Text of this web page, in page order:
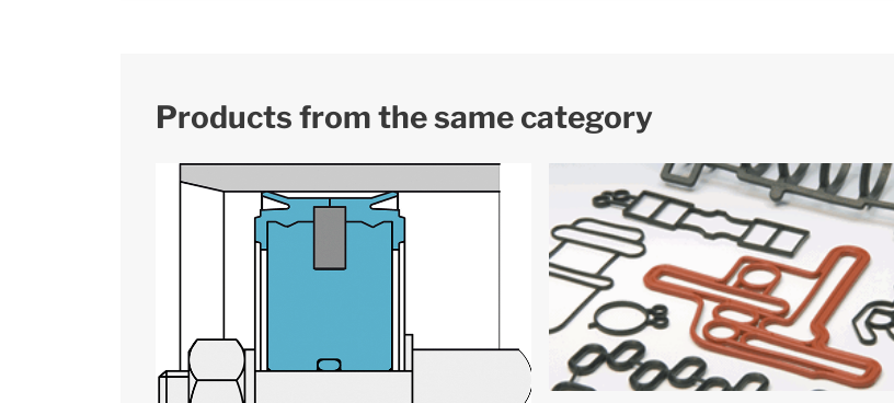
Products from the same category